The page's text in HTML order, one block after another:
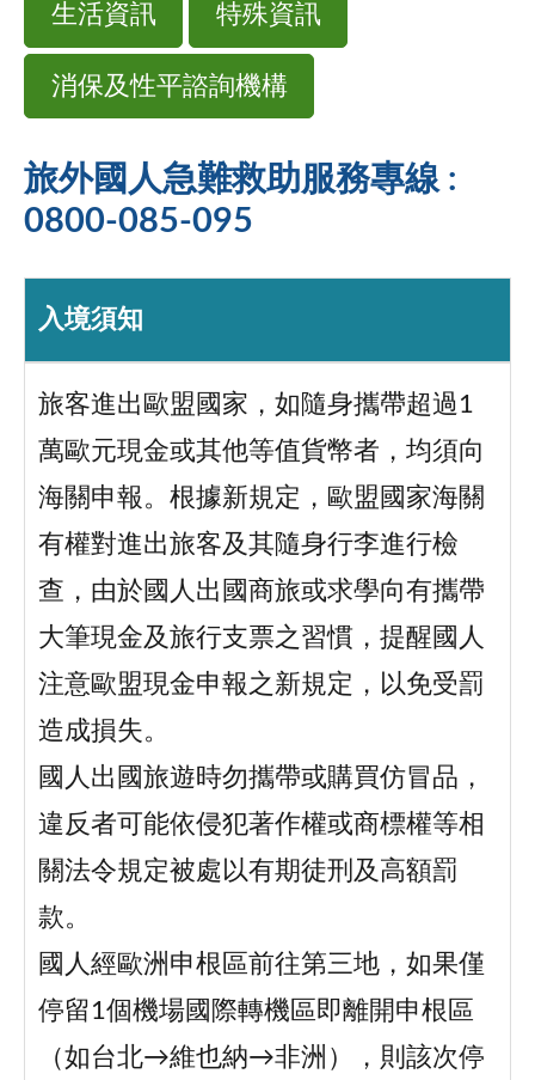
生活資訊 特殊資訊
消保及性平諮詢機構
旅外國人急難救助服務專線 :
0800-085-095
入境須知
旅客進出歐盟國家，如隨身攜帶超過1
萬歐元現金或其他等值貨幣者，均須向
海關申報。根據新規定，歐盟國家海關
有權對進出旅客及其隨身行李進行檢
查，由於國人出國商旅或求學向有攜帶
大筆現金及旅行支票之習慣，提醒國人
注意歐盟現金申報之新規定，以免受罰
造成損失。
國人出國旅遊時勿攜帶或購買仿冒品，
違反者可能依侵犯著作權或商標權等相
關法令規定被處以有期徒刑及高額罰
款。
國人經歐洲申根區前往第三地，如果僅
停留1個機場國際轉機區即離開申根區
（如台北→維也納→非洲），則該次停